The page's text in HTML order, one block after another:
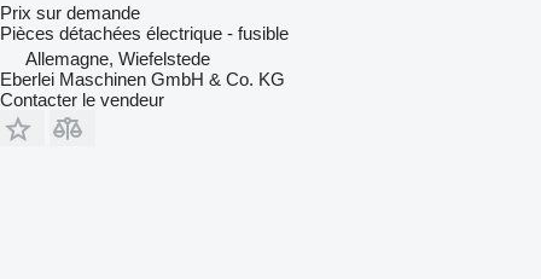
Prix sur demande
Pièces détachées électrique - fusible
Allemagne, Wiefelstede
Eberlei Maschinen GmbH & Co. KG
Contacter le vendeur